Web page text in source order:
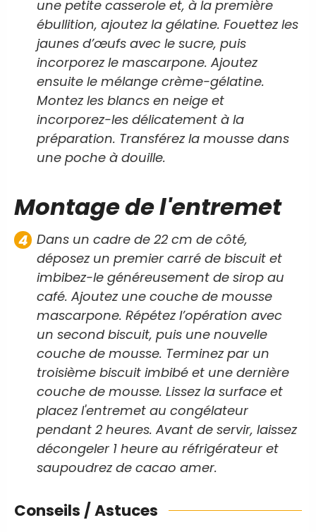
une petite casserole et, à la première
ébullition, ajoutez la gélatine. Fouettez les
jaunes d’œufs avec le sucre, puis
incorporez le mascarpone. Ajoutez
ensuite le mélange crème-gélatine.
Montez les blancs en neige et
incorporez-les délicatement à la
préparation. Transférez la mousse dans
une poche à douille.
Montage de l'entremet
Dans un cadre de 22 cm de côté,
déposez un premier carré de biscuit et
imbibez-le généreusement de sirop au
café. Ajoutez une couche de mousse
mascarpone. Répétez l’opération avec
un second biscuit, puis une nouvelle
couche de mousse. Terminez par un
troisième biscuit imbibé et une dernière
couche de mousse. Lissez la surface et
placez l'entremet au congélateur
pendant 2 heures. Avant de servir, laissez
décongeler 1 heure au réfrigérateur et
saupoudrez de cacao amer.
Conseils / Astuces